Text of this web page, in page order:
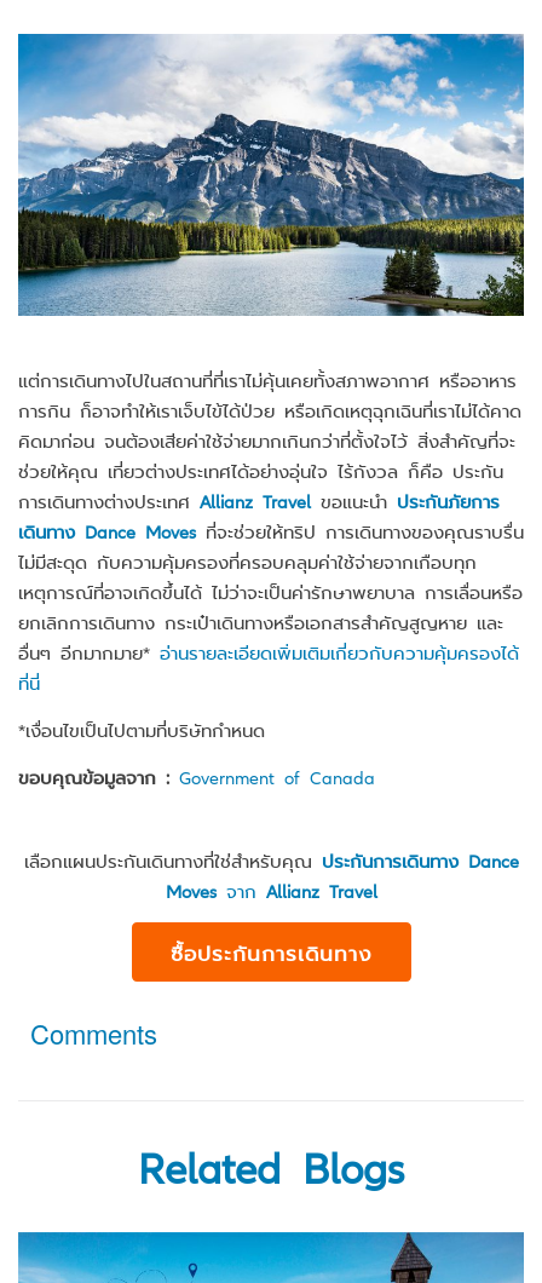
แต่การเดินทางไปในสถานที่ที่เราไม่คุ้นเคยทั้งสภาพอากาศ หรืออาหาร
การกิน ก็อาจทำให้เราเจ็บไข้ได้ป่วย หรือเกิดเหตุฉุกเฉินที่เราไม่ได้คาด
คิดมาก่อน จนต้องเสียค่าใช้จ่ายมากเกินกว่าที่ตั้งใจไว้ สิ่งสำคัญที่จะ
ช่วยให้คุณ เที่ยวต่างประเทศได้อย่างอุ่นใจ ไร้กังวล ก็คือ ประกัน
การเดินทางต่างประเทศ Allianz Travel ขอแนะนำ ประกันภัยการ
เดินทาง Dance Moves ที่จะช่วยให้ทริป การเดินทางของคุณราบรื่น
ไม่มีสะดุด กับความคุ้มครองที่ครอบคลุมค่าใช้จ่ายจากเกือบทุก
เหตุการณ์ที่อาจเกิดขึ้นได้ ไม่ว่าจะเป็นค่ารักษาพยาบาล การเลื่อนหรือ
ยกเลิกการเดินทาง กระเป๋าเดินทางหรือเอกสารสำคัญสูญหาย และ
อื่นๆ อีกมากมาย* อ่านรายละเอียดเพิ่มเติมเกี่ยวกับความคุ้มครองได้
ที่นี่
*เงื่อนไขเป็นไปตามที่บริษัทกำหนด
ขอบคุณข้อมูลจาก : Government of Canada
เลือกแผนประกันเดินทางที่ใช่สำหรับคุณ ประกันการเดินทาง Dance
Movesจาก Allianz Travel
ซื้อประกันการเดินทาง
Comments
Related Blogs